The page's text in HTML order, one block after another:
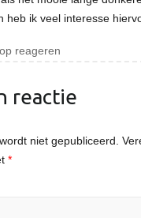
heb ik veel interesse
reageren
reactie
niet gepubliceerd.
*